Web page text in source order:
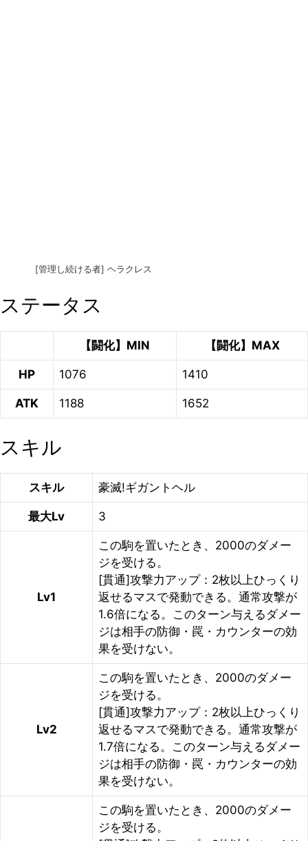
[管理し続ける者] ヘラクレス
ステータス
【闘化】MIN 【闘化】MAX
HP 1076 1410
ATK 1188 1652
スキル
スキル 豪滅!ギガントヘル
最大Lv 3
Lv1
この駒を置いたとき、2000のダメー
ジを受ける。
[貫通]攻撃力アップ：2枚以上ひっくり
返せるマスで発動できる。通常攻撃が
1.6倍になる。このターン与えるダメー
ジは相手の防御・罠・カウンターの効
果を受けない。
Lv2
この駒を置いたとき、2000のダメー
ジを受ける。
[貫通]攻撃力アップ：2枚以上ひっくり
返せるマスで発動できる。通常攻撃が
1.7倍になる。このターン与えるダメー
ジは相手の防御・罠・カウンターの効
果を受けない。
この駒を置いたとき、2000のダメー
ジを受ける。